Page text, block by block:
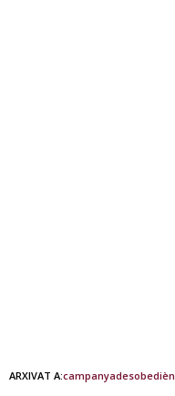
ARXIVAT A:campanya